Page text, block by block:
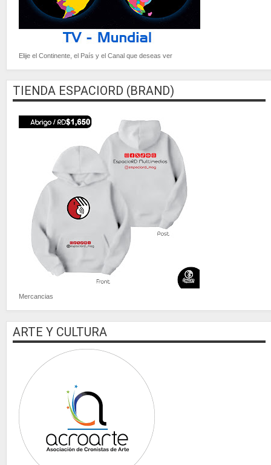
Elije el Continente, el País y el Canal que deseas ver
TIENDA ESPACIORD (BRAND)
Mercancias
ARTE Y CULTURA